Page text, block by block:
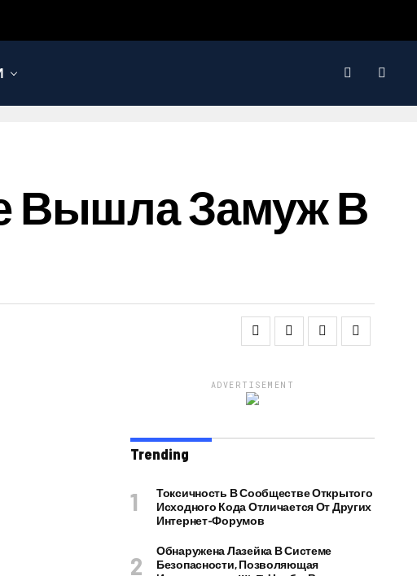
Вышла Замуж В
ADVERTISEMENT
Trending
Токсичность В Сообществе Открытого
Исходного Кода Отличается От Других
Интернет-Форумов
Обнаружена Лазейка В Системе
Безопасности, Позволяющая